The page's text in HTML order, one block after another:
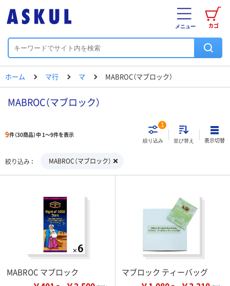
カゴ
メニュー
ホーム マ行 マ MABROC（マブロック）
MABROC（マブロック）
9件（30商品）中 1～9件を表示
絞り込み
1
並び替え 表示切替
絞り込み MABROC（マブロック）
MABROC マブロック マブロック ティーバッグ